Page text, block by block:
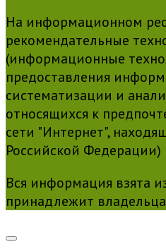
На информационном
рекомендательные
(информационные
предоставления
систематизации и
относящихся к
сети "Интернет",
Российской Федерации)
Вся информация взята
принадлежит